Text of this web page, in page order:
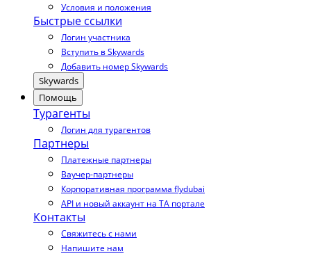
Условия и положения
Быстрые ссылки
Логин участника
Вступить в Skywards
Добавить номер Skywards
Skywards
Помощь
Турагенты
Логин для турагентов
Партнеры
Платежные партнеры
Ваучер-партнеры
Корпоративная программа flydubai
API и новый аккаунт на TA портале
Контакты
Свяжитесь с нами
Напишите нам